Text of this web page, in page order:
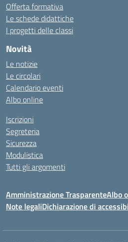
Offerta formativa
Le schede didattiche
I progetti delle classi
Novità
Le notizie
Le circolari
Calendario eventi
Albo online
Iscrizioni
Segreteria
Sicurezza
Modulistica
Tutti gli argomenti
Amministrazione TrasparenteAlbo
Note legaliDichiarazione di